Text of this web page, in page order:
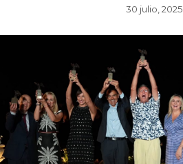
30 julio, 2025